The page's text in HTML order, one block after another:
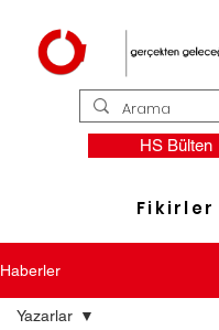
HS Bülten
Fikirler
Haberler
Yazarlar